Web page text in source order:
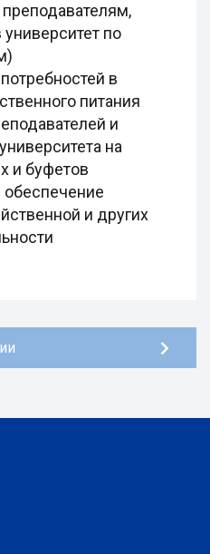
по
в
питания
и
на
и буфетов
обеспечение
и других